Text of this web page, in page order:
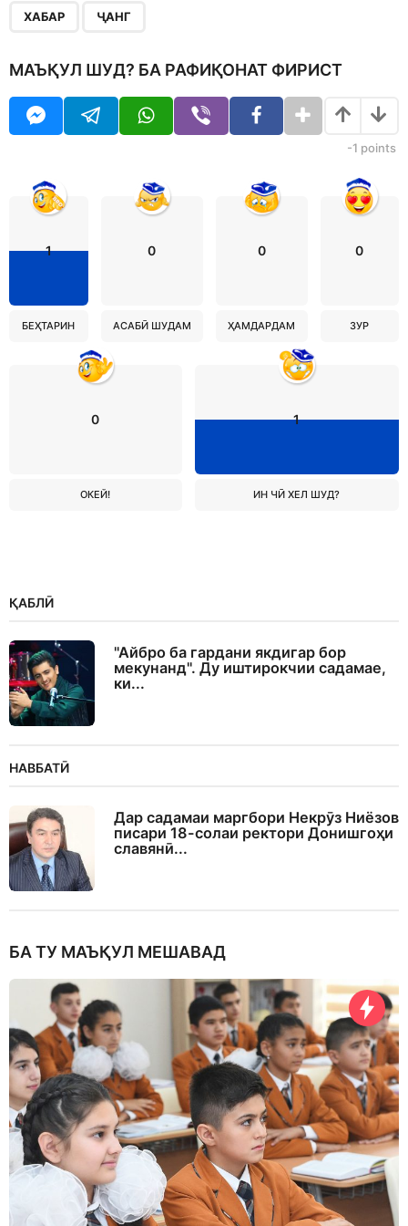
ХАБАР ҶАНГ
МАЪҚУЛ ШУД? БА РАФИҚОНАТ ФИРИСТ
-1 points
1
БЕҲТАРИН
0
АСАБӢ ШУДАМ
0
ҲАМДАРДАМ
0
ЗУР
0
ОКЕЙ!
1
ИН ЧӢ ХЕЛ ШУД?
ҚАБЛӢ
"Айбро ба гардани якдигар бор
мекунанд". Ду иштирокчии садамае,
ки...
НАВБАТӢ
Дар садамаи маргбори Некрӯз Ниёзов
писари 18-солаи ректори Донишгоҳи
славянӣ...
БА ТУ МАЪҚУЛ МЕШАВАД